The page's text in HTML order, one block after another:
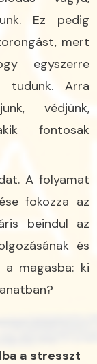
Ez pedig
mert
egyszerre
tudunk. Arra
védjünk,
fontosak
A folyamat
fokozza az
beindul az
és
a magasba: ki
a stresszt